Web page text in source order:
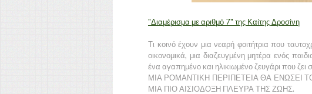
"Διαμέρισμα με αριθμό 7" της Καίτης Δροσίνη
Τι κοινό έχουν μια νεαρή φοιτήτρια που
οικονομικά, μια διαζευγμένη μητέρα ενός
ένα αγαπημένο και ηλικιωμένο ζευγάρι που
ΜΙΑ ΡΟΜΑΝΤΙΚΗ ΠΕΡΙΠΕΤΕΙΑ ΘΑ ΕΝΩΣΕΙ
ΜΙΑ ΠΙΟ ΑΙΣΙΟΔΟΞΗ ΠΛΕΥΡΑ ΤΗΣ ΖΩΗΣ.